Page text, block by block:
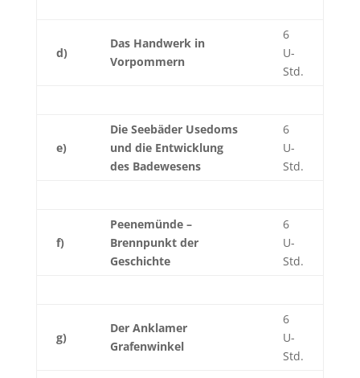
d)
Das Handwerk in
Vorpommern
6
U-
Std.
e)
Die Seebäder Usedoms
und die Entwicklung
des Badewesens
6
U-
Std.
f)
Peenemünde –
Brennpunkt der
Geschichte
6
U-
Std.
g)
Der Anklamer
Grafenwinkel
6
U-
Std.